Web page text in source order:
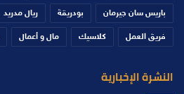
باريس سان جيرمان بودريقة ريال مدريد
فريق العمل كلاسيك مال و أعمال
النشرة الإخبارية